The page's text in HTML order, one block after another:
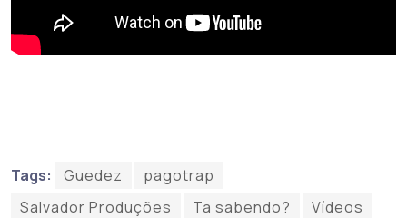
Tags: Guedez
pagotrap
Salvador Produções
Ta sabendo? Vídeos